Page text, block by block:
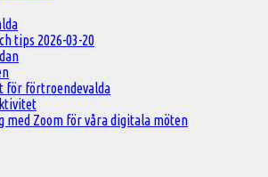
tips 2026-03-20
för förtroendevalda
med Zoom för våra digitala möten